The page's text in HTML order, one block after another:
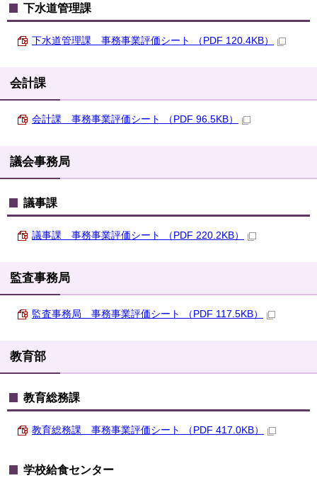
下水道管理課
下水道管理課 事務事業評価シート （PDF 120.4KB）
会計課
会計課 事務事業評価シート （PDF 96.5KB）
議会事務局
議事課
議事課 事務事業評価シート （PDF 220.2KB）
監査事務局
監査事務局 事務事業評価シート （PDF 117.5KB）
教育部
教育総務課
教育総務課 事務事業評価シート （PDF 417.0KB）
学校給食センター